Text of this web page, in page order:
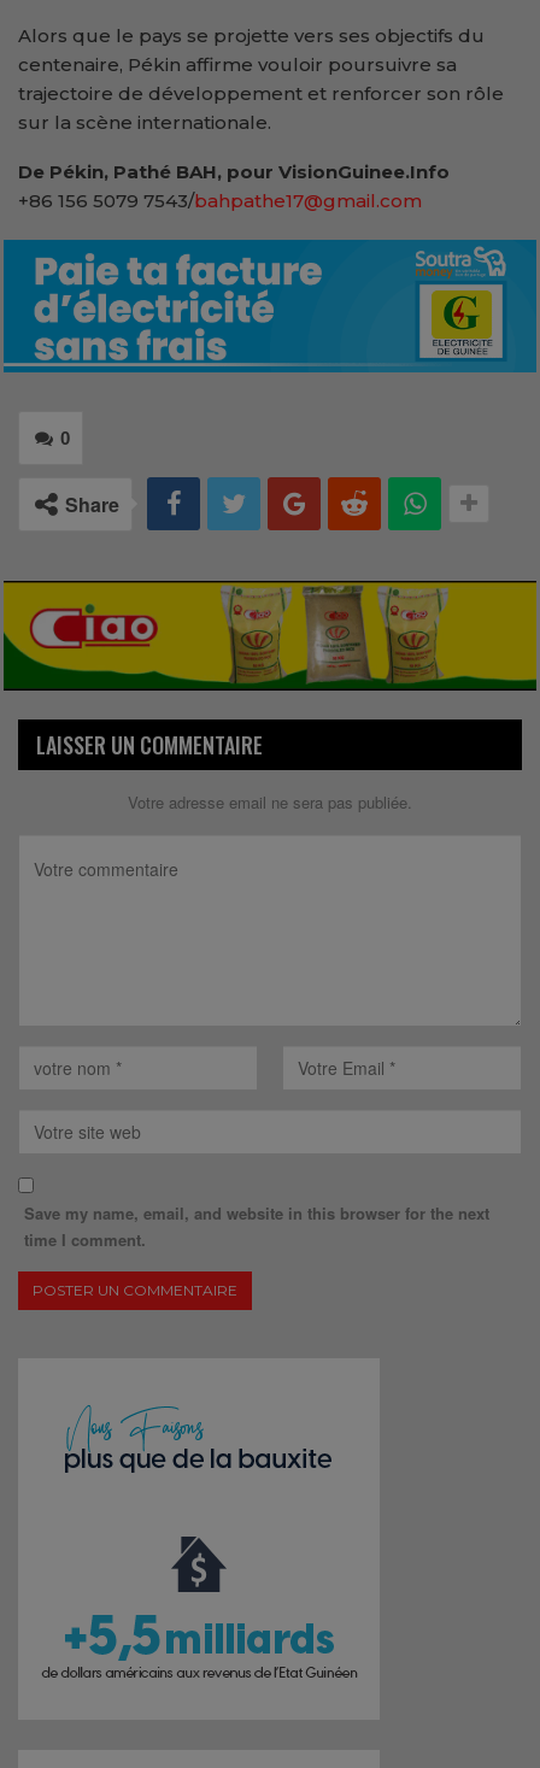
Alors que le pays se projette vers ses objectifs du
centenaire, Pékin affirme vouloir poursuivre sa
trajectoire de développement et renforcer son rôle
sur la scène internationale.
De Pékin, Pathé BAH, pour VisionGuinee.Info
+86 156 5079 7543/bahpathe17@gmail.com
0
Share
LAISSER UN COMMENTAIRE
Votre adresse email ne sera pas publiée.
Save my name, email, and website in this browser for the next
time I comment.